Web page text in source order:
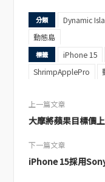
分類 Dynamic
動態島
標籤 iPhone 15
ShrimpApplePro
上一篇文章
大摩將蘋果目標價
下一篇文章
iPhone 15採用